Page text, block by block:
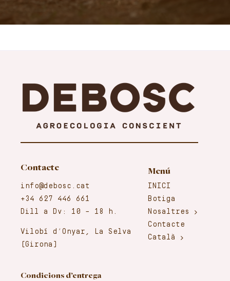
Menú
INICI
Botiga
Nosaltres
Contacte
Català
Contacte
info@debosc.cat
+34 627 446 661
Dill a Dv: 10 – 18 h.
Vilobí d’Onyar, La Selva
(Girona)
Condicions d’entrega